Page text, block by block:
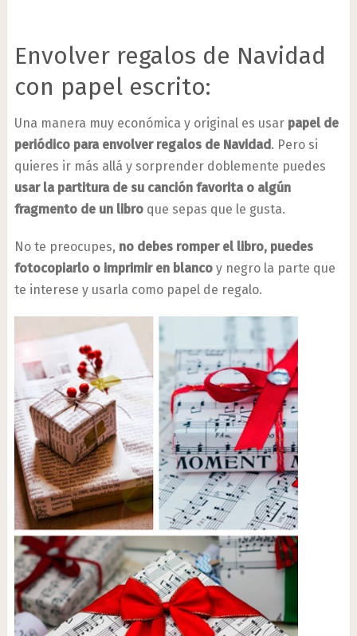
Envolver regalos de Navidad
con papel escrito:
Una manera muy económica y original es usar papel de
periódico para envolver regalos de Navidad . Pero si
quieres ir más allá y sorprender doblemente puedes
usar la partitura de su canción favorita o algún
fragmento de un libroque sepas que le gusta.
No te preocupes, no debes romper el libro, puedes
fotocopiarlo o imprimir en blancoy negro la parte que
te interese y usarla como papel de regalo.